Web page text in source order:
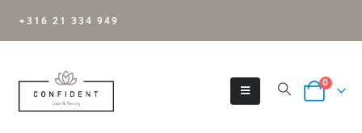
+316 21 334 949
0